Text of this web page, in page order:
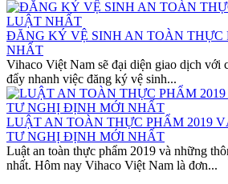
ĐĂNG KÝ VỆ SINH AN TOÀN
NHẤT
Vihaco Việt Nam sẽ đại diện giao dịch với
đẩy nhanh việc đăng ký vệ sinh...
LUẬT AN TOÀN THỰC PHẨM 2019
TƯ NGHỊ ĐỊNH MỚI NHẤT
Luật an toàn thực phẩm 2019 và những
nhất. Hôm nay Vihaco Việt Nam là đơn...